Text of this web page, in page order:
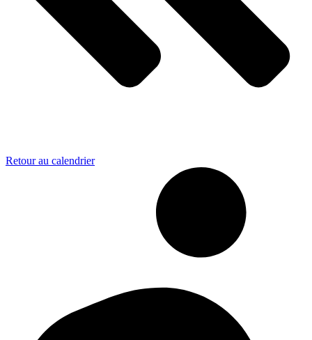
Retour au calendrier